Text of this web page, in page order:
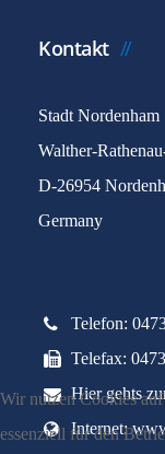
Kontakt
Stadt Nordenham
Walther-
D-26954
Germany
Telefon:
Telefax:
Hier gehts
Internet:
Wir nutzen Cookies
essenziell für den